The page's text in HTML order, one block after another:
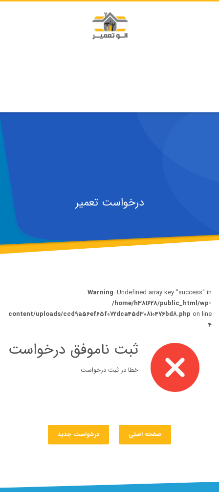
درخواست تعمیر
Warning: Undefined array key "success" in
/home/h381628/public_html/wp-
content/uploads/ccd9a56ef65f072dca45d30810476bd8.php on line
4
ثبت ناموفق درخواست
خطا در ثبت درخواست
صفحه اصلی درخواست جدید